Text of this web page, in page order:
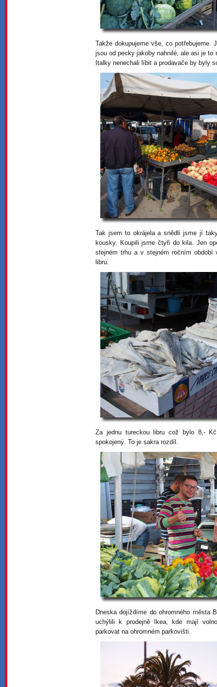
Takže dokupujeme vše, co potřebujeme.
jsou od pecky jakoby nahnilé, ale asi je
Italky nenechali líbit a prodavače by byly
Tak jsem to okrájela a snědli jsme jí
kousky. Koupili jsme čtyři do kila. Jen
stejném trhu a v stejném ročním
libru.
Za jednu tureckou libru což bylo 8,-
spokojený. To je sakra rozdíl.
Dneska dojíždíme do ohromného
uchýlili k prodejně Ikea, kde mají
parkovat na ohromném parkovišti.